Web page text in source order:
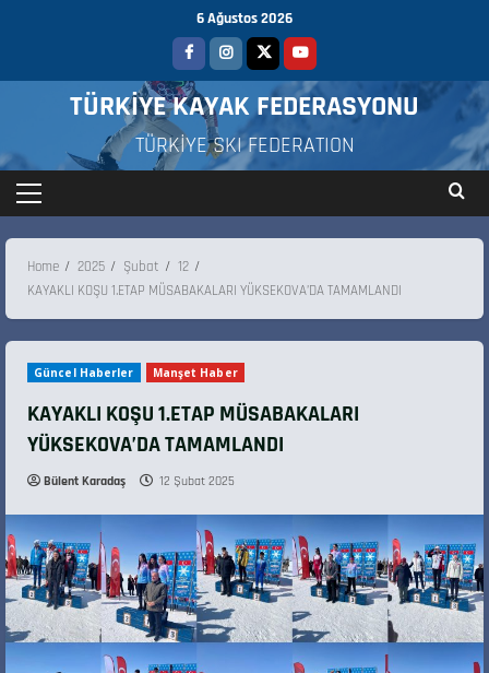
6 Ağustos 2026
TÜRKİYE KAYAK FEDERASYONU
TÜRKİYE SKI FEDERATION
Home 2025 Şubat
12
KAYAKLI KOŞU 1.ETAP MÜSABAKALARI YÜKSEKOVA’DA TAMAMLANDI
Güncel Haberler Manşet Haber
KAYAKLI KOŞU 1.ETAP MÜSABAKALARI
YÜKSEKOVA’DA TAMAMLANDI
Bülent Karadaş 12 Şubat 2025